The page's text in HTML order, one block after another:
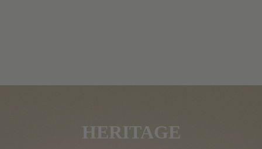
HERITAGE